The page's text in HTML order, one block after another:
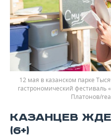
12 мая в казанском парке
гастрономический фестиваль
Платонов/
КАЗАНЦЕВ
(6+)